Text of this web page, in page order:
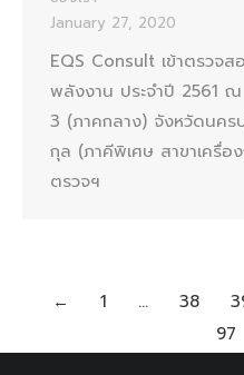
January 27, 2020
EQS Consult เข้าตรวจส
พลังงาน ประจำปี 2561
3 (ภาคกลาง) จังหวัดนคร
กุล (ภาคีพิเศษ สาขาเครื่อ
ตรวจฯ
← 1 … 38
97